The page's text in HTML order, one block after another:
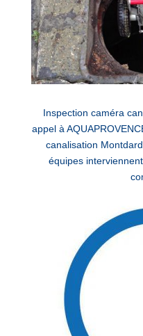
Inspection caméra
appel à
canalisation
équipes